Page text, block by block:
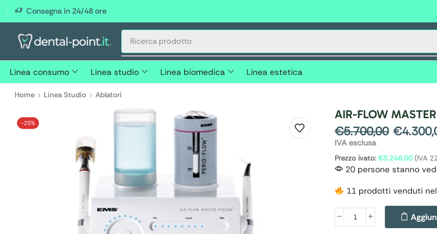
Consegna in 24/48 ore
Linea consumo Linea studio Linea biomedica Linea estetica
Home Linea Studio Ablatori
-25%
AIR-FLOW
€5.700,00 €
IVA esclusa
Prezzo ivato: €5.246,00 (IVA
20 persone stanno
11 prodotti venduti